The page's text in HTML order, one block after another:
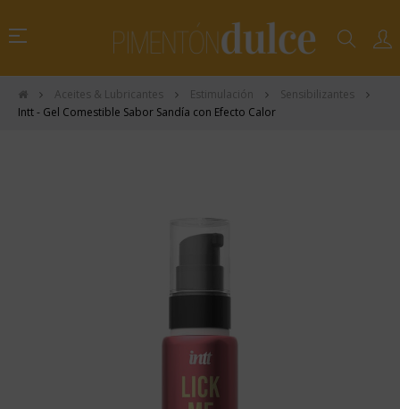
Navegación
palanca
☰
Aceites & Lubricantes Estimulación
Sensibilizantes
Intt - Gel Comestible Sabor Sandía con Efecto Calor